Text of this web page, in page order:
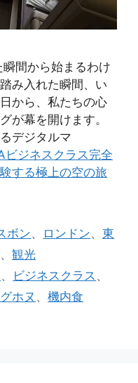
間から始まるわけ
み入れた瞬間、い
から、私たちの心
が幕を開けます。
デジタルマ
ビジネスクラス完全
する極上の空の旅
ボン、 ロンドン、東
、 観光
、 ビジネスクラス 、
ホヌ 、 機内食